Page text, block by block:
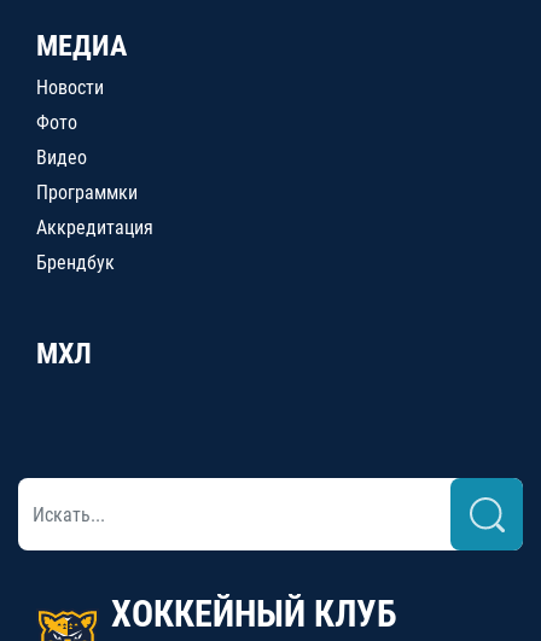
МЕДИА
Новости
Фото
Видео
Программки
Аккредитация
Брендбук
МХЛ
ХОККЕЙНЫЙ КЛУБ